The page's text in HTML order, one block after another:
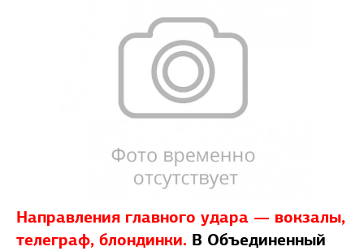
Направления главного удара — вокзалы,
телеграф, блондинки. В Объединенный